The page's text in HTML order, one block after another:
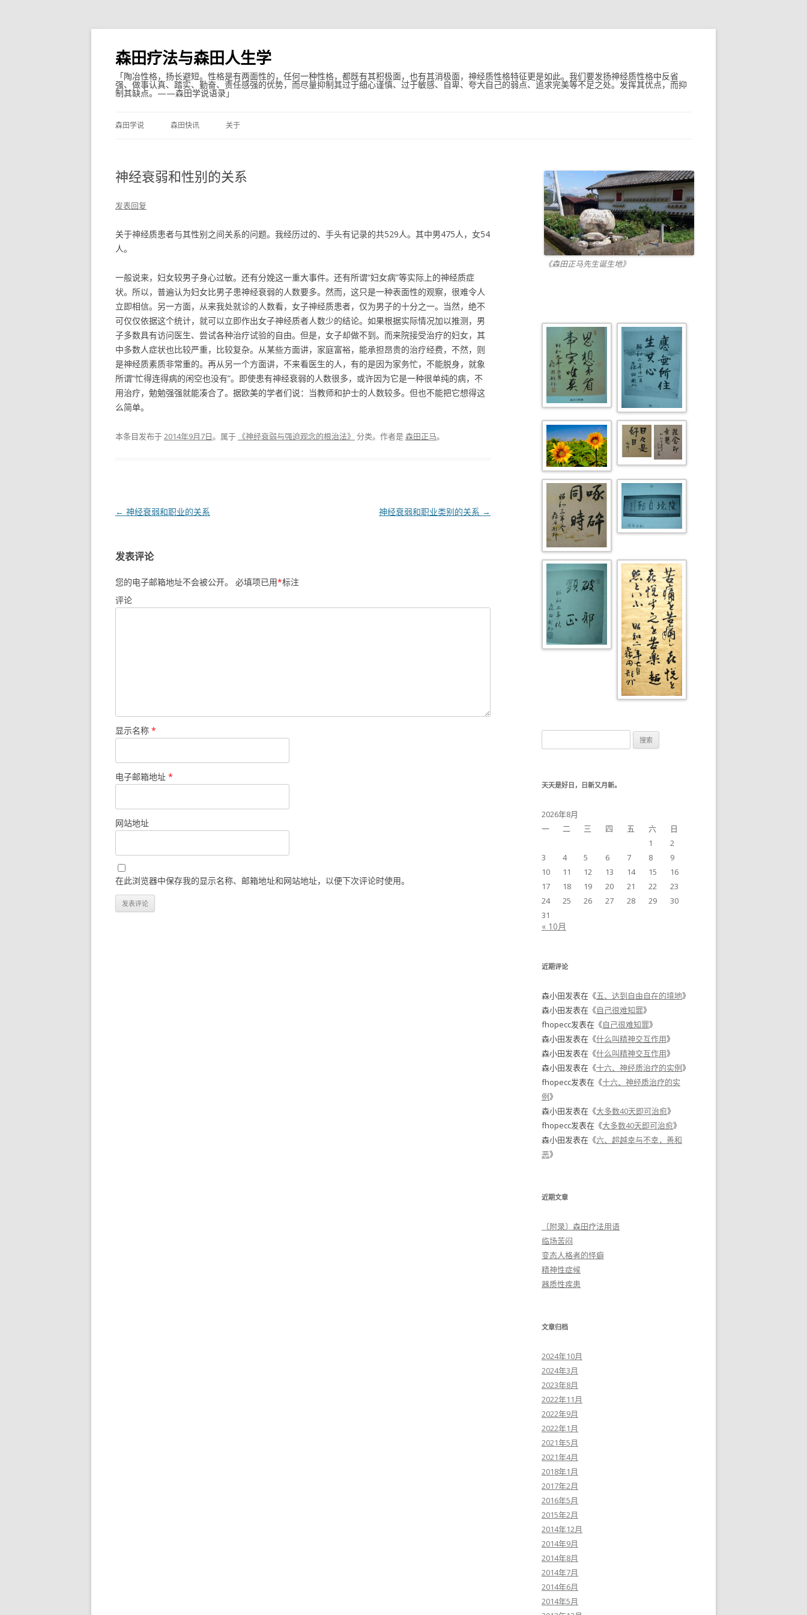
森田疗法与森田人生学
「陶冶性格，扬长避短。性格是有两面性的，任何一种性格，都既有其积极面，也有其消极面，神经质性格特征更是如此。我们要发扬神经质性格中反省
强、做事认真、踏实、勤奋、责任感强的优势，而尽量抑制其过于细心谨慎、过于敏感、自卑、夸大自己的弱点、追求完美等不足之处。发挥其优点，而抑
制其缺点。——森田学说语录」
森田学说 森田快讯 关于
神经衰弱和性别的关系
发表回复
关于神经质患者与其性别之间关系的问题。我经历过的、手头有记录的共529人。其中男475人，女54
人。
一般说来，妇女较男子身心过敏。还有分娩这一重大事件。还有所谓“妇女病”等实际上的神经质症
状。所以，普遍认为妇女比男子患神经衰弱的人数要多。然而，这只是一种表面性的观察，很难令人
立即相信。另一方面，从来我处就诊的人数看，女子神经质患者，仅为男子的十分之一。当然，绝不
可仅仅依据这个统计，就可以立即作出女子神经质者人数少的结论。如果根据实际情况加以推测，男
子多数具有访问医生、尝试各种治疗试验的自由。但是，女子却做不到。而来院接受治疗的妇女，其
中多数人症状也比较严重，比较复杂。从某些方面讲，家庭富裕，能承担昂贵的治疗经费，不然，则
是神经质素质非常重的。再从另一个方面讲，不来看医生的人，有的是因为家务忙，不能脱身，就象
所谓“忙得连得病的闲空也没有”。即使患有神经衰弱的人数很多，或许因为它是一种很单纯的病，不
用治疗，勉勉强强就能凑合了。据欧美的学者们说：当教师和护士的人数较多。但也不能把它想得这
么简单。
本条目发布于2014年9月7日。属于 《神经衰弱与强迫观念的根治法》 分类。 作者是森田正马。
文章导航
← 神经衰弱和职业的关系 神经衰弱和职业类别的关系 →
发表评论
您的电子邮箱地址不会被公开。 必填项已用*标注
评论
显示名称 *
电子邮箱地址 *
网站地址
在此浏览器中保存我的显示名称、邮箱地址和网站地址，以便下次评论时使用。
《森田正马先生诞生地》
天天是好日，日新又月新。
2026年8月
一
二 三 四 五 六
日
1
2
3
4 5 6 7 8
9
10
11 12 13 14 15
16
17
18 19 20 21 22
23
24
25 26 27 28 29
30
31
« 10月
近期评论
森小田发表在《五、达到自由自在的境地》
森小田发表在《自己很难知罪》
fhopecc发表在《自己很难知罪》
森小田发表在《什么叫精神交互作用》
森小田发表在《什么叫精神交互作用》
森小田发表在《十六、神经质治疗的实例》
fhopecc发表在《十六、神经质治疗的实
例》
森小田发表在《大多数40天即可治愈》
fhopecc发表在《大多数40天即可治愈》
森小田发表在《六、超越幸与不幸，善和
恶》
近期文章
〔附录〕森田疗法用语
临场苦闷
变态人格者的怪癖
精神性症候
器质性疾患
文章归档
2024年10月
2024年3月
2023年8月
2022年11月
2022年9月
2022年1月
2021年5月
2021年4月
2018年1月
2017年2月
2016年5月
2015年2月
2014年12月
2014年9月
2014年8月
2014年7月
2014年6月
2014年5月